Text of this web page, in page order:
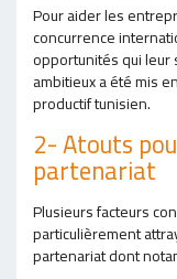
Pour aider les
concurrence
opportunités qui leur
ambitieux a été mis
productif tunisien.
2- Atouts
partenariat
Plusieurs facteurs
particulièrement
partenariat dont